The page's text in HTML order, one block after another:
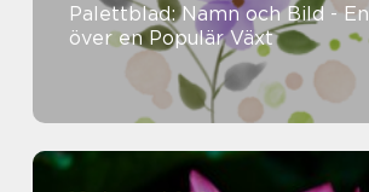
Palettblad: Namn och Bild -
över en Populär Växt